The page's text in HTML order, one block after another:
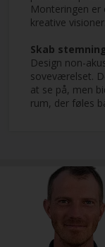
Monteringen er
kreative visioner.
Skab
Design non-
soveværelset.
at se på, men
rum, der føles